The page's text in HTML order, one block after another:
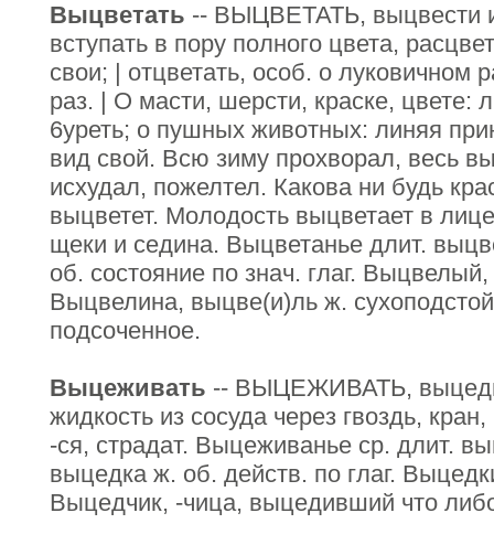
Выцветать -- ВЫЦВЕТАТЬ, выцвести
вступать в пору полного цвета,
свои; | отцветать, особ. о луковичном
раз. | О масти, шерсти, краске, цвете:
6уреть; о пушных животных: линяя
вид свой. Всю зиму прохворал, весь
исхудал, пожелтел. Какова ни будь
выцветет. Молодость выцветает в
щеки и седина. Выцветанье длит.
об. состояние по знач. глаг.
Выцвелина, выцве(и)ль ж.
подсоченное.
Выцеживать -- ВЫЦЕЖИВАТЬ,
жидкость из сосуда через гвоздь,
-ся, страдат. Выцеживанье ср. длит.
выцедка ж. об. действ. по глаг.
Выцедчик, -чица, выцедивший что